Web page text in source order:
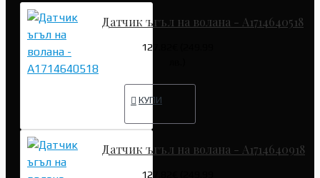
Датчик ъгъл на волана - A1714640518
127.82€ (249.99
КУПИ
Датчик ъгъл на волана - A1714640918
127.82€ (249.99